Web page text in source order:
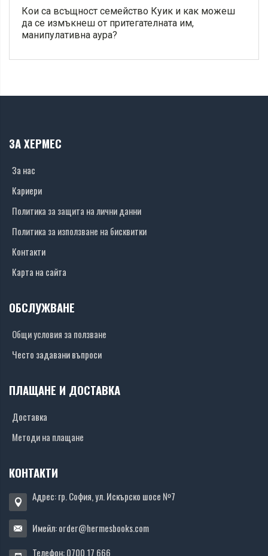
Кои са всъщност семейство Куик и как можеш
да се измъкнеш от притегателната им,
манипулативна аура?
ЗА ХЕРМЕС
За нас
Кариери
Политика за защита на лични данни
Политика за използване на бисквитки
Контакти
Карта на сайта
ОБСЛУЖВАНЕ
Общи условия за ползване
Често задавани въпроси
ПЛАЩАНЕ И ДОСТАВКА
Доставка
Методи на плащане
КОНТАКТИ
Адрес: гр. София, ул. Искърско шосе №7
Имейл:order@hermesbooks.com
Телефон:0700 17 666